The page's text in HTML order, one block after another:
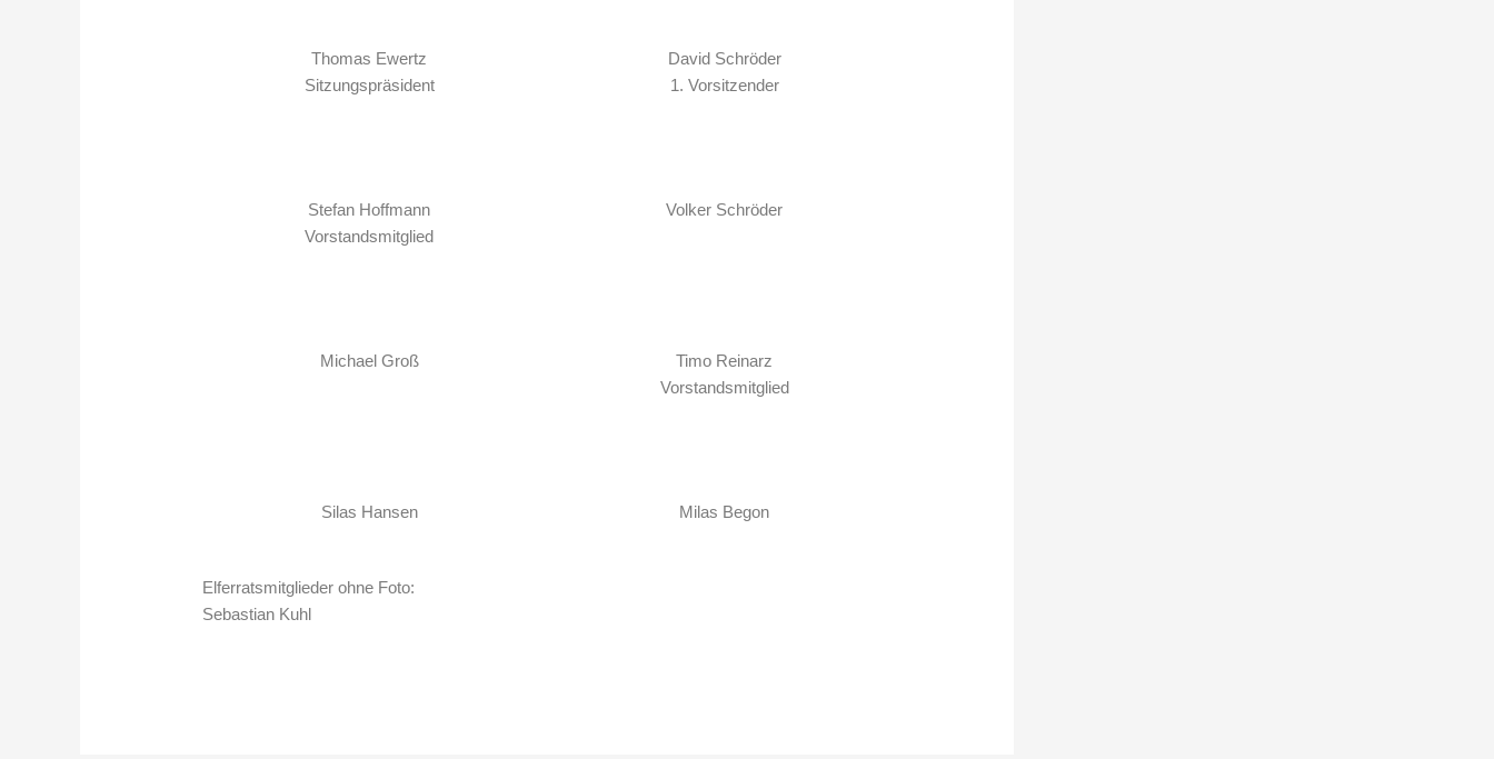
Thomas Ewertz
Sitzungspräsident
David Schröder
1. Vorsitzender
Stefan Hoffmann
Vorstandsmitglied
Volker Schröder
Michael Groß
Timo Reinarz
Vorstandsmitglied
Silas Hansen Milas Begon
Elferratsmitglieder ohne Foto:
Sebastian Kuhl